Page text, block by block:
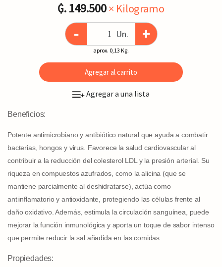
₲. 149.500× Kilogramo
- Un. +
aprox. 0,13 Kg.
Agregar al carrito
+Agregar a una lista
Beneficios:
Potente antimicrobiano y antibiótico natural que ayuda a combatir
bacterias, hongos y virus. Favorece la salud cardiovascular al
contribuir a la reducción del colesterol LDL y la presión arterial. Su
riqueza en compuestos azufrados, como la alicina (que se
mantiene parcialmente al deshidratarse), actúa como
antiinflamatorio y antioxidante, protegiendo las células frente al
daño oxidativo. Además, estimula la circulación sanguínea, puede
mejorar la función inmunológica y aporta un toque de sabor intenso
que permite reducir la sal añadida en las comidas.
Propiedades: